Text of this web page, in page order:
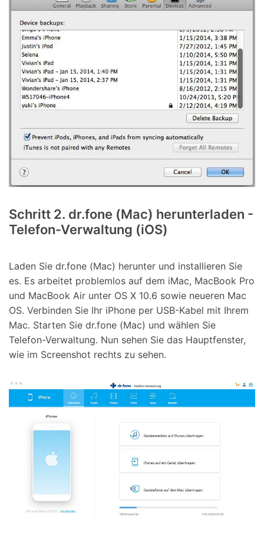
Schritt 2. dr.fone (Mac) herunterladen -
Telefon-Verwaltung (iOS)
Laden Sie dr.fone (Mac) herunter und installieren Sie
es. Es arbeitet problemlos auf dem iMac, MacBook Pro
und MacBook Air unter OS X 10.6 sowie neueren Mac
OS. Verbinden Sie Ihr iPhone per USB-Kabel mit Ihrem
Mac. Starten Sie dr.fone (Mac) und wählen Sie
Telefon-Verwaltung. Nun sehen Sie das Hauptfenster,
wie im Screenshot rechts zu sehen.